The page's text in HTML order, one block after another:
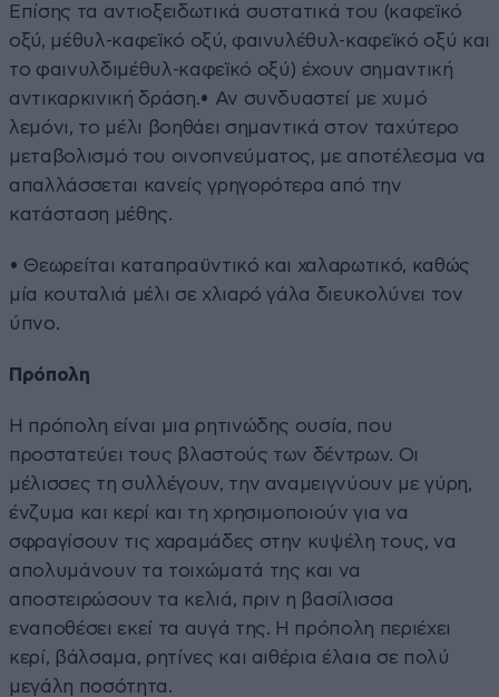
Επίσης τα αντιοξειδωτικά συστατικά του (καφεϊκό
οξύ, μέθυλ-καφεϊκό οξύ, φαινυλέθυλ-καφεϊκό οξύ και
το φαινυλδιμέθυλ-καφεϊκό οξύ) έχουν σημαντική
αντικαρκινική δράση.• Αν συνδυαστεί με χυμό
λεμόνι, το μέλι βοηθάει σημαντικά στον ταχύτερο
μεταβολισμό του οινοπνεύματος, με αποτέλεσμα να
απαλλάσσεται κανείς γρηγορότερα από την
κατάσταση μέθης.
• Θεωρείται καταπραϋντικό και χαλαρωτικό, καθώς
μία κουταλιά μέλι σε χλιαρό γάλα διευκολύνει τον
ύπνο.
Πρόπολη
Η πρόπολη είναι μια ρητινώδης ουσία, που
προστατεύει τους βλαστούς των δέντρων. Οι
μέλισσες τη συλλέγουν, την αναμειγνύουν με γύρη,
ένζυμα και κερί και τη χρησιμοποιούν για να
σφραγίσουν τις χαραμάδες στην κυψέλη τους, να
απολυμάνουν τα τοιχώματά της και να
αποστειρώσουν τα κελιά, πριν η βασίλισσα
εναποθέσει εκεί τα αυγά της. Η πρόπολη περιέχει
κερί, βάλσαμα, ρητίνες και αιθέρια έλαια σε πολύ
μεγάλη ποσότητα.